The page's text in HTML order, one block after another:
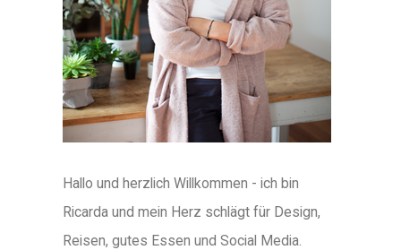
Hallo und herzlich Willkommen - ich bin
Ricarda und mein Herz schlägt für Design,
Reisen, gutes Essen und Social Media.